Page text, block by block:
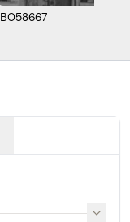
B058667